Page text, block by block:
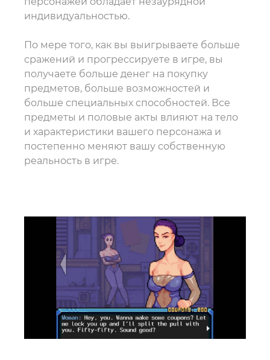
индивидуальностью.
По мере того, как вы выигрываете больше
сражений и прогрессируете в игре, вы
получаете больше денег на покупку
предметов, больше возможностей и
больше специальных способностей. Все
предметы и половые акты влияют на тело
и характеристики вашего персонажа и
постепенно меняют вашу собственную
реальность в игре.